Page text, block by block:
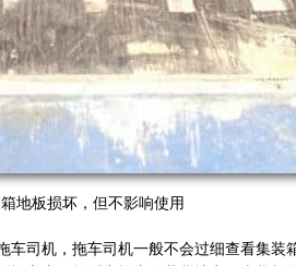
地板损坏，但不影响使用
车司机，拖车司机一般不会过细查看集装